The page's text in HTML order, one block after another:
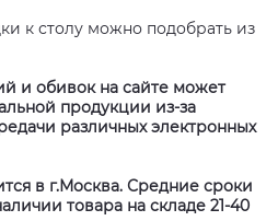
к столу можно подобрать из
и обивок на сайте может
продукции из-за
различных электронных
в г.Москва. Средние сроки
товара на складе 21-40